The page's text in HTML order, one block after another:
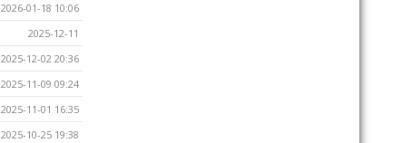
2026-01-18 10:06
2025-12-11
2025-12-02 20:36
2025-11-09 09:24
2025-11-01 16:35
2025-10-25 19:38